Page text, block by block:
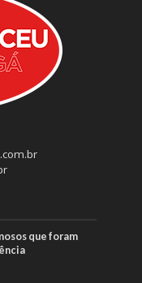
que foram